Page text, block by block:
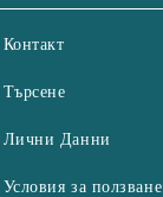
Контакт
Търсене
Лични Данни
Условия за ползване